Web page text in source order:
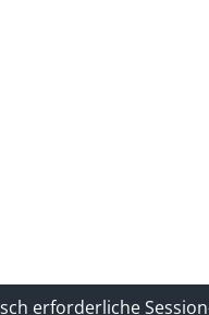
erforderliche